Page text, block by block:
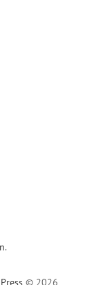
© 2026
.